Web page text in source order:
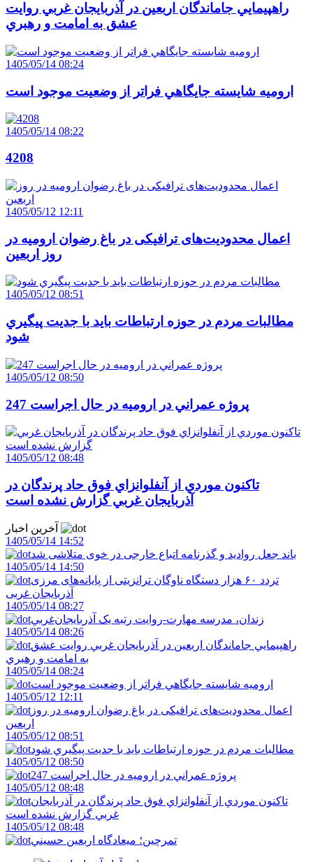
راهپيمايي جاماندگان اربعين در آذربايجان غربي روايت
عشق به امامت و رهبري
1405/05/14 08:24
اروميه شايسته جايگاهي فراتر از وضعيت موجود است
1405/05/14 08:22
4208
1405/05/12 12:11
اعمال محدودیت‌های ترافیکی در باغ رضوان ارومیه در
روز اربعین
1405/05/12 08:51
مطالبات مردم در حوزه ارتباطات بايد با جديت پيگيري
شود
1405/05/12 08:50
247 پروژه عمراني در اروميه در حال اجراست
1405/05/12 08:48
تاکنون موردي از آنفلوانزاي فوق حاد پرندگان در
آذربايجان غربي گزارش نشده است
1405/05/14 14:52
باند جعل روادید و گذرنامه اتباع خارجی در خوی متلاشی شد
1405/05/14 14:50
تردد ۶۰ هزار دستگاه ناوگان ترانزیتی از پایانه‌های مرزی
آذربایجان ‌غربی
1405/05/14 08:27
زندان، مدرسه مهارت-روايت رتبه يک آذربايجان‌غربي
1405/05/14 08:26
راهپيمايي جاماندگان اربعين در آذربايجان غربي روايت عشق
به امامت و رهبري
1405/05/14 08:24
اروميه شايسته جايگاهي فراتر از وضعيت موجود است
1405/05/12 12:11
اعمال محدودیت‌های ترافیکی در باغ رضوان ارومیه در روز
اربعین
1405/05/12 08:51
مطالبات مردم در حوزه ارتباطات بايد با جديت پيگيري شود
1405/05/12 08:50
247 پروژه عمراني در اروميه در حال اجراست
1405/05/12 08:48
تاکنون موردي از آنفلوانزاي فوق حاد پرندگان در آذربايجان
غربي گزارش نشده است
1405/05/12 08:48
تمرچين؛ ميعادگاه اربعين حسيني